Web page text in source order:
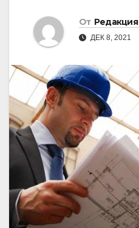
От Редакция
ДЕК 8, 2021